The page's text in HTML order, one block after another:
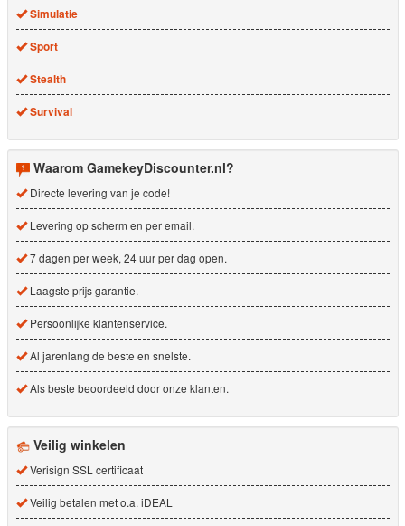
Simulatie
Sport
Stealth
Survival
Waarom GamekeyDiscounter.nl?
Directe levering van je code!
Levering op scherm en per email.
7 dagen per week, 24 uur per dag open.
Laagste prijs garantie.
Persoonlijke klantenservice.
Al jarenlang de beste en snelste.
Als beste beoordeeld door onze klanten.
Veilig winkelen
Verisign SSL certificaat
Veilig betalen met o.a. iDEAL